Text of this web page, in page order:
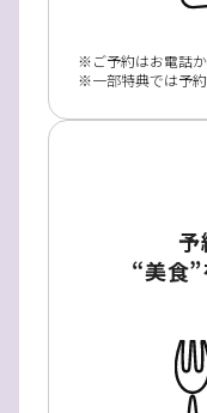
ご予約はお電話
一部特典では予
予
“美食